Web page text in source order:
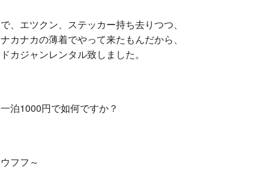
で、エツクン、ステッカー持ち去りつつ、
ナカナカの薄着でやって来たもんだから、
ドカジャンレンタル致しました。
一泊1000円で如何ですか？
ウフフ～